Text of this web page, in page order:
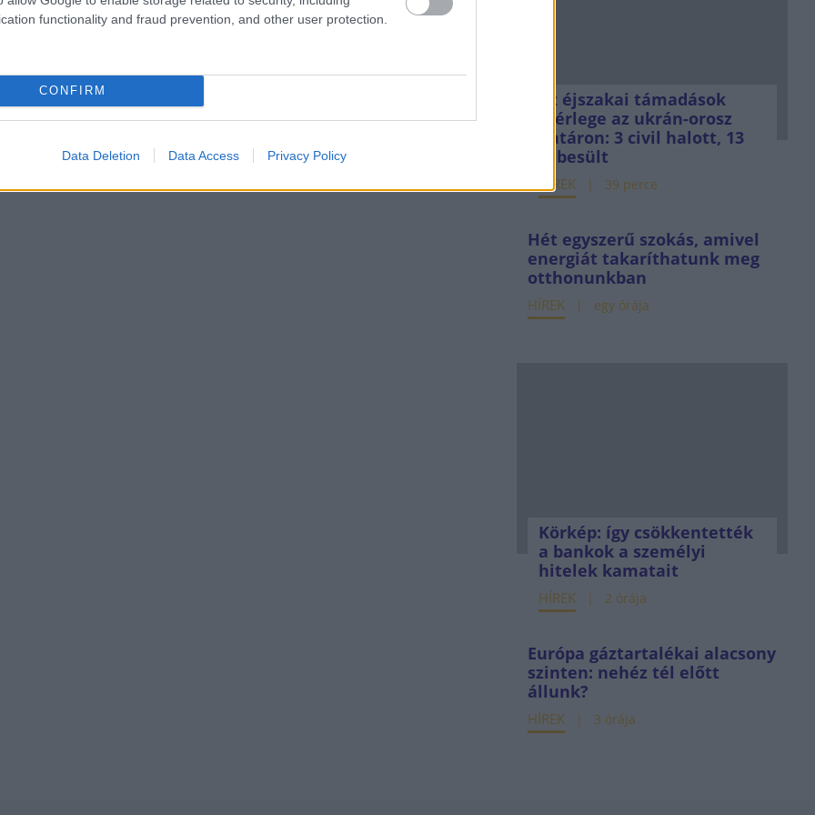
functionality and fraud prevention, and other user protection.
CONFIRM
Data Deletion Data Access Privacy Policy
Az éjszakai támadások
mérlege az ukrán-orosz
határon: 3 civil halott, 13
sebesült
HÍREK 39 perce
Hét egyszerű szokás, amivel
energiát takaríthatunk meg
otthonunkban
HÍREK egy órája
Körkép: így csökkentették
a bankok a személyi
hitelek kamatait
HÍREK 2 órája
Európa gáztartalékai alacsony
szinten: nehéz tél előtt
állunk?
HÍREK 3 órája